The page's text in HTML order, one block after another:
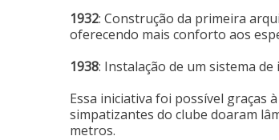
1932: Construção da primeira
oferecendo mais conforto aos
1938: Instalação de um sistema
Essa iniciativa foi possível graças
simpatizantes do clube doaram
metros.